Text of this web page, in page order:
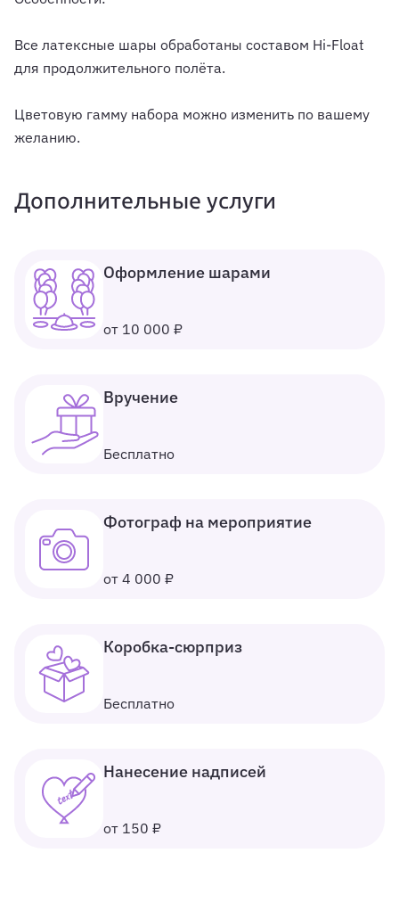
Все латексные шары обработаны составом Hi-Float
для продолжительного полёта.
Цветовую гамму набора можно изменить по вашему
желанию.
Дополнительные услуги
Оформление шарами
от 10 000 ₽
Вручение
Бесплатно
Фотограф на мероприятие
от 4 000 ₽
Коробка-сюрприз
Бесплатно
Нанесение надписей
от 150 ₽